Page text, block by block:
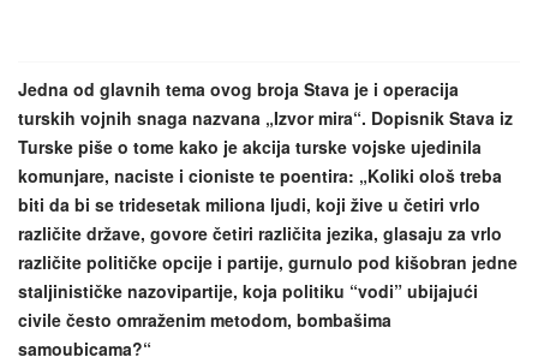
g
a
t
i
o
n
a
Jedna od glavnih tema ovog broja Stava je i operacija
turskih vojnih snaga nazvana „Izvor mira“. Dopisnik Stava iz
Turske piše o tome kako je akcija turske vojske ujedinila
komunjare, naciste i cioniste te poentira: „Koliki ološ treba
biti da bi se tridesetak miliona ljudi, koji žive u četiri vrlo
različite države, govore četiri različita jezika, glasaju za vrlo
različite političke opcije i partije, gurnulo pod kišobran jedne
staljinističke nazovipartije, koja politiku “vodi” ubijajući
civile često omraženim metodom, bombašima
samoubicama?“